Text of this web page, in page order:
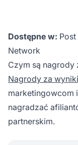
Dostępne w:
Network
Czym są nagrody
Nagrody za wyniki
marketingowcom i
nagradzać
partnerskim.